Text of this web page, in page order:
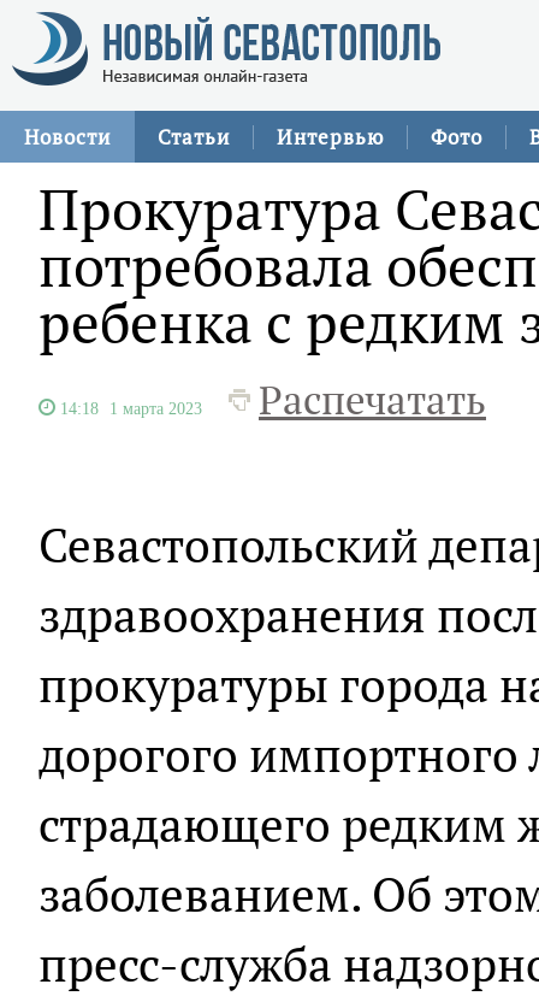
Новости Статьи Интервью Фото
Прокуратура
потребовала
ребенка с редким
14:18 1 марта 2023 Распечатать
Севастопольский
здравоохранения
прокуратуры города
дорогого импортного
страдающего
заболеванием. Об
пресс-служба